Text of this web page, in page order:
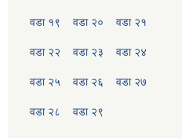
वडा १९ वडा २० वडा २१
वडा २२ वडा २३ वडा २४
वडा २५ वडा २६ वडा २७
वडा २८ वडा २९